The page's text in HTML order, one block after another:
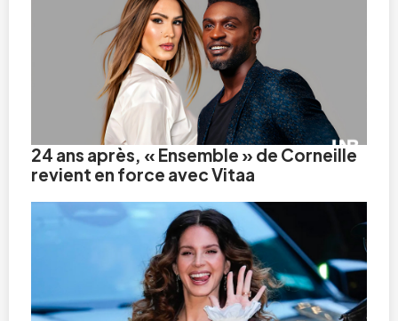
24 ans après, « Ensemble » de Corneille
revient en force avec Vitaa